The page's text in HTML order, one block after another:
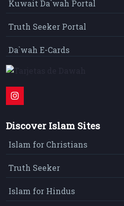
Kuwait Da`wah Portal
Truth Seeker Portal
Da`wah E-Cards
Discover Islam Sites
Islam for Christians
Truth Seeker
Islam for Hindus